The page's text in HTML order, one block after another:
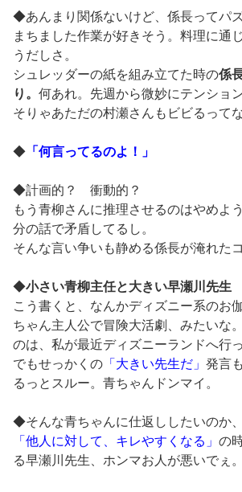
◆あんまり関係ないけど、係長ってパ
まちました作業が好きそう。料理に通
うだしさ。
シュレッダーの紙を組み立てた時の係
り。 何あれ。先週から微妙にテンショ
そりゃあただの村瀬さんもビビるって
◆ 「何言ってるのよ！」
◆計画的？ 衝動的？
もう青柳さんに推理させるのはやめよ
分の話で矛盾してるし。
そんな言い争いも静める係長が淹れた
◆小さい青柳主任と大きい早瀬川先生
こう書くと、なんかディズニー系のお
ちゃん主人公で冒険大活劇、みたいな
のは、私が最近ディズニーランドへ行
でもせっかくの 「大きい先生だ」 発言
るっとスルー。青ちゃんドンマイ。
◆そんな青ちゃんに仕返ししたいのか、
「他人に対して、キレやすくなる」 の
る早瀬川先生、ホンマお人が悪いでぇ。